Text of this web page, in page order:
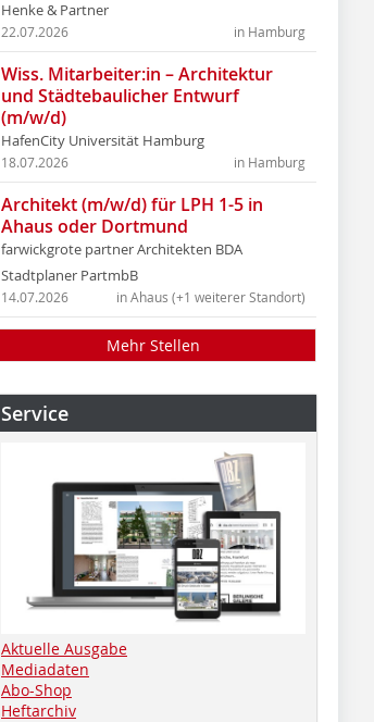
Henke & Partner
in Hamburg
22.07.2026
Wiss. Mitarbeiter:in – Architektur
und Städtebaulicher Entwurf
(m/w/d)
HafenCity Universität Hamburg
in Hamburg
18.07.2026
Architekt (m/w/d) für LPH 1-5 in
Ahaus oder Dortmund
farwickgrote partner Architekten BDA
Stadtplaner PartmbB
in Ahaus (+1 weiterer Standort)
14.07.2026
Mehr Stellen
Service
Aktuelle Ausgabe
Mediadaten
Abo-Shop
Heftarchiv